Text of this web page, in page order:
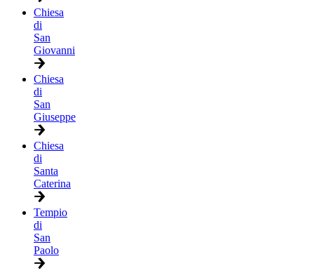
Chiesa
di
San
Giovanni
Chiesa
di
San
Giuseppe
Chiesa
di
Santa
Caterina
Tempio
di
San
Paolo